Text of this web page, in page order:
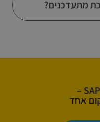
מתעדכנים?
אחד